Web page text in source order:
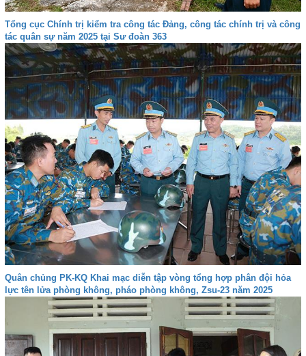
Tổng cục Chính trị kiểm tra công tác Đảng, công tác chính trị và công
tác quân sự năm 2025 tại Sư đoàn 363
Quân chủng PK-KQ Khai mạc diễn tập vòng tổng hợp phân đội hỏa
lực tên lửa phòng không, pháo phòng không, Zsu-23 năm 2025